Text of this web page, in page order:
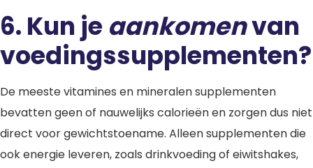
6. Kun je aankomenvan
voedingssupplementen?
De meeste vitamines en mineralen supplementen
bevatten geen of nauwelijks calorieën en zorgen dus niet
direct voor gewichtstoename. Alleen supplementen die
ook energie leveren, zoals drinkvoeding of eiwitshakes,